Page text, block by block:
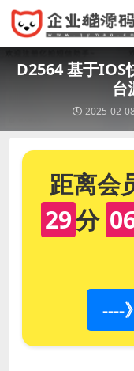
D2564 基于IOS
台
2025-02-
距离会
29分
----